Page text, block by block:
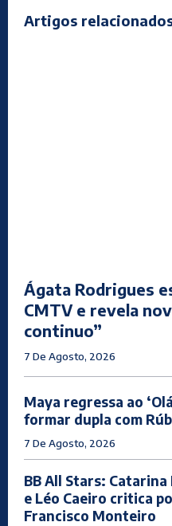
Artigos
Ágata Rodrigues
CMTV e revela
continuo”
7 De Agosto, 2026
Maya regressa ao
formar dupla com
7 De Agosto, 2026
BB All Stars:
e Léo Caeiro critica
Francisco Monteiro